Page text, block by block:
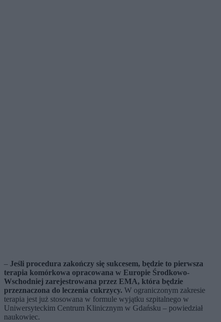
– Jeśli procedura zakończy się sukcesem, będzie to pierwsza
terapia komórkowa opracowana w Europie Środkowo-
Wschodniej zarejestrowana przez EMA, która będzie
przeznaczona do leczenia cukrzycy. W ograniczonym zakresie
terapia jest już stosowana w formule wyjątku szpitalnego w
Uniwersyteckim Centrum Klinicznym w Gdańsku – powiedział
naukowiec.